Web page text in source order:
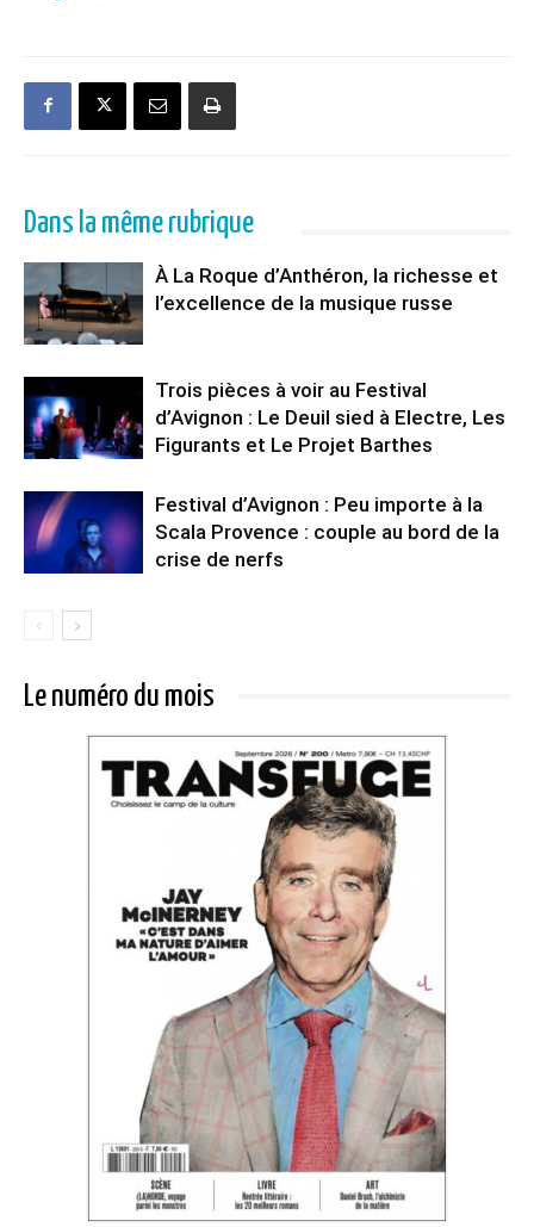
Dans la même rubrique
À La Roque d’Anthéron, la richesse et
l’excellence de la musique russe
Trois pièces à voir au Festival
d’Avignon : Le Deuil sied à Electre, Les
Figurants et Le Projet Barthes
Festival d’Avignon : Peu importe à la
Scala Provence : couple au bord de la
crise de nerfs
Le numéro du mois